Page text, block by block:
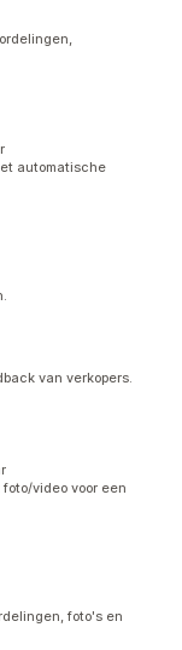
automatische
van verkopers.
video voor een
foto's en